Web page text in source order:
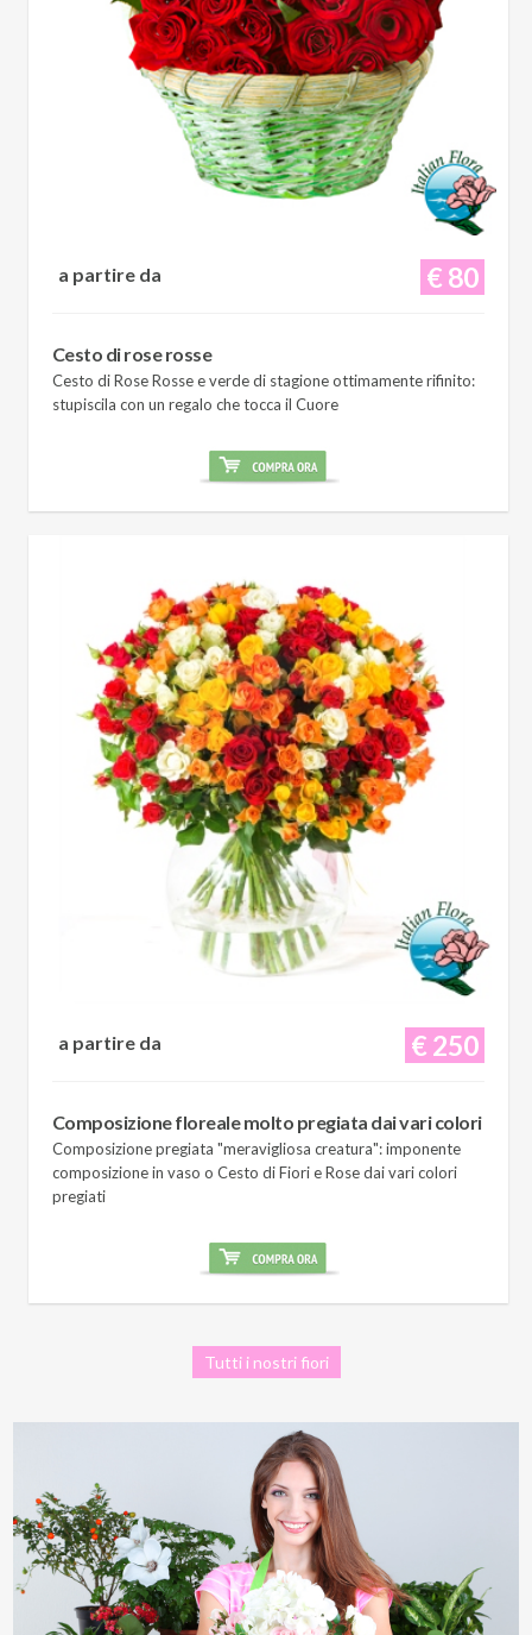
€ 80
a partire da
Cesto di rose rosse
Cesto di Rose Rosse e verde di stagione ottimamente rifinito:
stupiscila con un regalo che tocca il Cuore
€ 250
a partire da
Composizione floreale molto pregiata dai vari colori
Composizione pregiata "meravigliosa creatura": imponente
composizione in vaso o Cesto di Fiori e Rose dai vari colori
pregiati
Tutti i nostri fiori